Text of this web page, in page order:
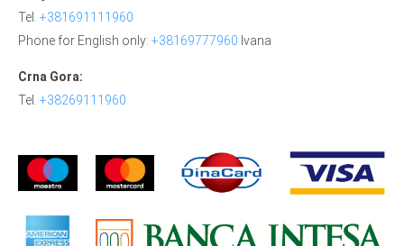
Tel. +381691111960
Phone for English only: +38169777960 Ivana
Crna Gora:
Tel. +38269111960